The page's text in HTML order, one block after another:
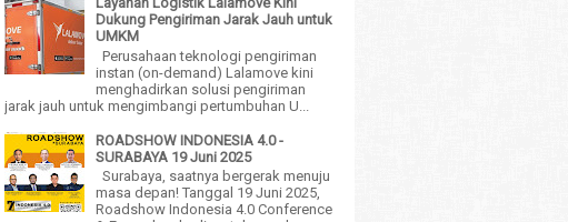
Dukung Pengiriman Jarak Jauh untuk
UMKM
Perusahaan teknologi pengiriman
instan (on-demand) Lalamove kini
menghadirkan solusi pengiriman
jarak jauh untuk mengimbangi pertumbuhan U...
ROADSHOW INDONESIA 4.0 -
SURABAYA 19 Juni 2025
Surabaya, saatnya bergerak menuju
masa depan! Tanggal 19 Juni 2025,
Roadshow Indonesia 4.0 Conference